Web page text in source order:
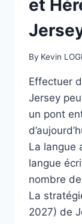
et
By Kevin
Effectuer
Jersey
un pont
La langue
langue
nombre
La
2027) de